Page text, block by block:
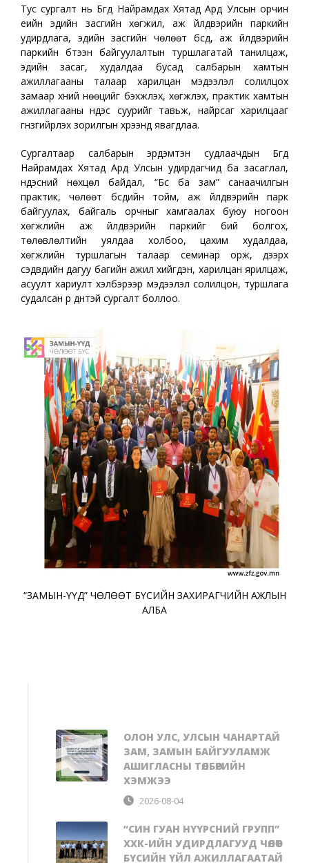
Тус сургалт нь Бүгд Найрамдах Хятад Ард Улсын орчин
үеийн эдийн засгийн хөгжил, аж үйлдвэрийн паркийн
удирдлага, эдийн засгийн чөлөөт бүсүүд, аж үйлдвэрийн
паркийн бүтээн байгуулалтын туршлагатай танилцаж,
эдийн засаг, худалдаа бусад салбарын хамтын
ажиллагааны талаар харилцан мэдээлэл солилцох
замаар хүний нөөцийг бэхжүүлэх, хөгжүүлэх, практик хамтын
ажиллагааны үндэс суурийг тавьж, найрсаг харилцааг
гүнзгийрүүлэх зорилгын хүрээнд явагдлаа.
Сургалтаар салбарын эрдэмтэн судлаачдын Бүгд
Найрамдах Хятад Ард Улсын удирдагчид ба засаглал,
үндэсний нөхцөл байдал, “Бүс ба зам” санаачилгын
практик, чөлөөт бүсүүдийн тойм, аж үйлдвэрийн парк
байгуулах, байгаль орчныг хамгаалах буюу ногоон
хөгжлийн аж үйлдвэрийн паркийг бий болгох,
төлөвлөлтийн уялдаа холбоо, цахим худалдаа,
хөгжлийн туршлагын талаар семинар орж, дээрх
сэдвүүдийн дагуу багийн ажил хийгдэн, харилцан ярилцаж,
асуулт хариулт хэлбэрээр мэдээлэл солилцон, туршлага
судалсан үр дүнтэй сургалт боллоо.
“ЗАМЫН-ҮҮД” ЧӨЛӨӨТ БҮСИЙН ЗАХИРАГЧИЙН АЖЛЫН
АЛБА
ОЛОН УЛС, УЛСЫН ЧАНАРТАЙ
ЗАМ, ЗАМЫН БАЙГУУЛАМЖ
АШИГЛАСНЫ ТӨЛБӨРИЙН
ХЭМЖЭЭ
2026-08-04
“СИН ГУАН НҮҮРСНИЙ ГРУПП”
ХХК-ИЙН УДИРДЛАГУУД ЧӨЛӨӨТ
БҮСИЙН ҮЙЛ АЖИЛЛАГААТАЙ